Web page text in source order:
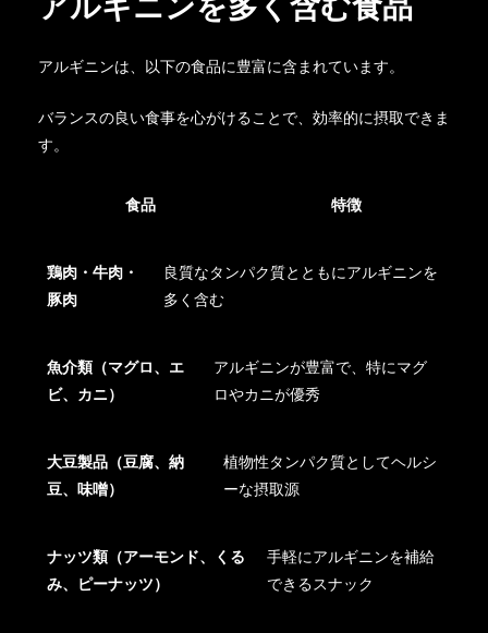
アルギニンは、以下の食品に豊富に含まれています。
バランスの良い食事を心がけることで、効率的に摂取できま
す。
食品 特徴
鶏肉・牛肉・
豚肉
良質なタンパク質とともにアルギニンを
多く含む
魚介類（マグロ、エ
ビ、カニ）
アルギニンが豊富で、特にマグ
ロやカニが優秀
大豆製品（豆腐、納
豆、味噌）
植物性タンパク質としてヘルシ
ーな摂取源
ナッツ類（アーモンド、くる
み、ピーナッツ）
手軽にアルギニンを補給
できるスナック